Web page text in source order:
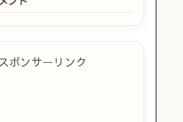
ポンサーリンク